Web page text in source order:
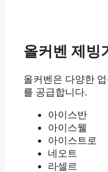
올커벤 제빙
올커벤은 다양한
를 공급합니다.
아이스반
아이스웰
아이스트로
네오트
라셀르